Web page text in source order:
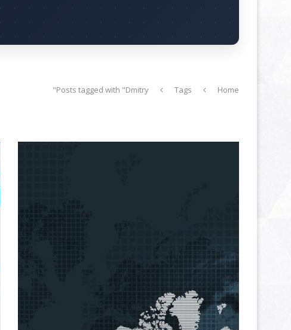
Home
Tags
Posts tagged with "Dmitry"